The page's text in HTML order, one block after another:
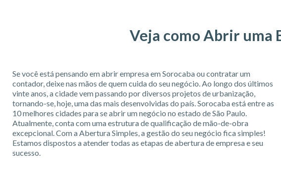
Veja como Abrir uma
Se você está pensando em abrir empresa em Sorocaba ou contratar um
contador, deixe nas mãos de quem cuida do seu negócio. Ao longo dos últimos
vinte anos, a cidade vem passando por diversos projetos de urbanização,
tornando-se, hoje, uma das mais desenvolvidas do país. Sorocaba está entre as
10 melhores cidades para se abrir um negócio no estado de São Paulo.
Atualmente, conta com uma estrutura de qualificação de mão-de-obra
excepcional. Com a Abertura Simples, a gestão do seu negócio fica simples!
Estamos dispostos a atender todas as etapas de abertura de empresa e seu
sucesso.